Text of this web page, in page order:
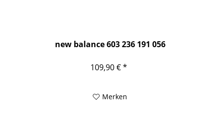
new balance 603 236 191 056
109,90 € *
Merken